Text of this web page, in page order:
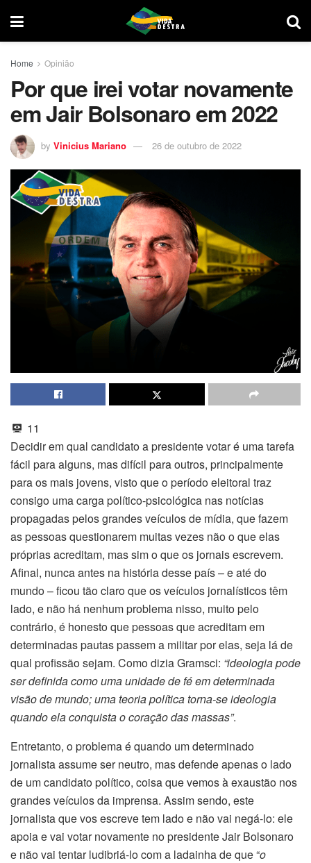
Home Opinião
Por que irei votar novamente
em Jair Bolsonaro em 2022
by Vinicius Mariano 26 de outubro de 2022
11
Decidir em qual candidato a presidente votar é uma tarefa
fácil para alguns, mas difícil para outros, principalmente
para os mais jovens, visto que o período eleitoral traz
consigo uma carga político-psicológica nas notícias
propagadas pelos grandes veículos de mídia, que fazem
as pessoas questionarem muitas vezes não o que elas
próprias acreditam, mas sim o que os jornais escrevem.
Afinal, nunca antes na história desse país – e até do
mundo – ficou tão claro que os veículos jornalísticos têm
lado, e não há nenhum problema nisso, muito pelo
contrário, é honesto que pessoas que acreditam em
determinadas pautas passem a militar por elas, seja lá de
qual profissão sejam. Como dizia Gramsci: “ideologia pode
ser definida como uma unidade de fé em determinada
visão de mundo; uma teoria política torna-se ideologia
quando ela conquista o coração das massas”.
Entretanto, o problema é quando um determinado
jornalista assume ser neutro, mas defende apenas o lado
de um candidato político, coisa que vemos à exaustão nos
grandes veículos da imprensa. Assim sendo, este
jornalista que vos escreve tem lado e não vai negá-lo: ele
apoia e vai votar novamente no presidente Jair Bolsonaro
e não vai tentar ludibriá-lo com a ladainha de que “o